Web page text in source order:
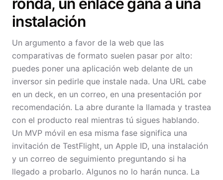
instalación
Un argumento a favor de la web que las
comparativas de formato suelen pasar por alto:
puedes poner una aplicación web delante de un
inversor sin pedirle que instale nada. Una URL cabe
en un deck, en un correo, en una presentación por
recomendación. La abre durante la llamada y trastea
con el producto real mientras tú sigues hablando.
Un MVP móvil en esa misma fase significa una
invitación de TestFlight, un Apple ID, una instalación
y un correo de seguimiento preguntando si ha
llegado a probarlo. Algunos no lo harán nunca. La